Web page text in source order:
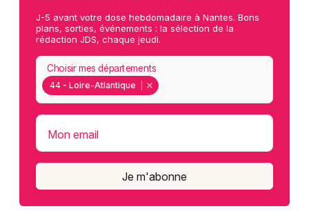
J-5 avant votre dose hebdomadaire à Nantes. Bons
plans, sorties, événements : la sélection de la
rédaction JDS, chaque jeudi.
44 - Loire-Atlantique
Choisir mes départements
Mon email
Je m'abonne